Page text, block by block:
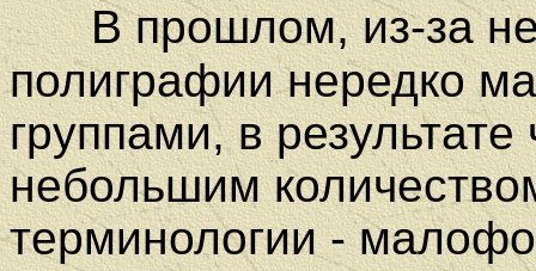
В прошлом, из-за
полиграфии нередко
группами, в
небольшим
терминологии -